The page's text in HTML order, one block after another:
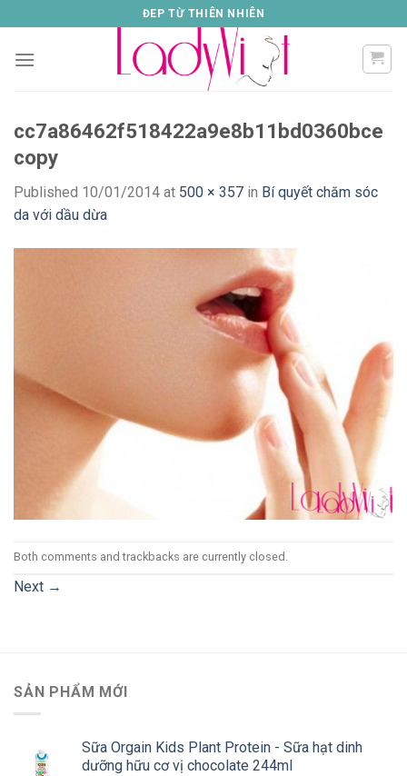
to
content
ĐEP TỪ THIÊN NHIÊN
cc7a86462f518422a9e8b11bd0360bce
copy
Published 10/01/2014 at 500 × 357 in Bí quyết chăm sóc
da với dầu dừa
Both comments and trackbacks are currently closed.
Next →
SẢN PHẨM MỚI
Sữa Orgain Kids Plant Protein - Sữa hạt dinh
dưỡng hữu cơ vị chocolate 244ml